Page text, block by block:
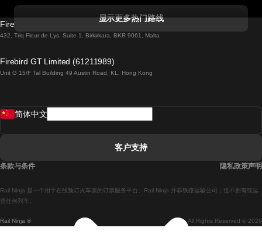
都柏林開往戈尔韦的列車
羅馬開往拿坡里的列車
馬德里開往巴塞罗那的列車
显示更多热门路线
Firebird GT Limited (OC 1451)
432, Triq Fleur de Lys, Suite 1, Birkirkara, BKR 9061, Malta
Firebird GT Limited (61211989)
Unit G 15/F Tal Building 49 Austin Road, KL, Hong Kong
Rail Ninja ® All Rights Reserved © 2026
Rail Ninja 是一个用于在线预订火车票的订票服务平台。Rail Ninja 并非铁路运输公司，也不拥有或运
营任何列车。
简体中文
客户支持
条款与条件 隐私政策声明